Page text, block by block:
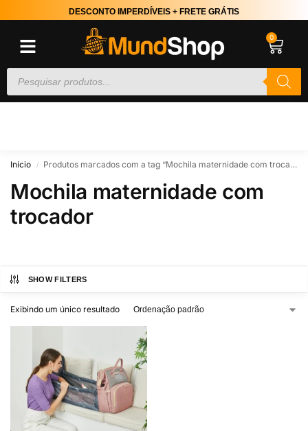
DESCONTO IMPERDÍVEIS + FRETE GRÁTIS
0
Início / Produtos marcados com a tag “Mochila maternidade com trocador”
Mochila maternidade com
trocador
SHOW FILTERS
Exibindo um único resultado